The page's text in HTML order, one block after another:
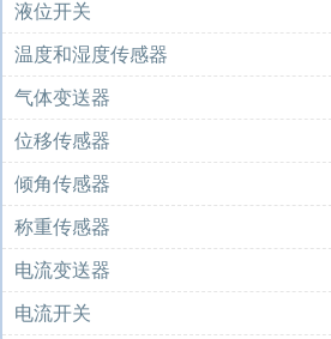
液位开关
温度和湿度传感器
气体变送器
位移传感器
倾角传感器
称重传感器
电流变送器
电流开关